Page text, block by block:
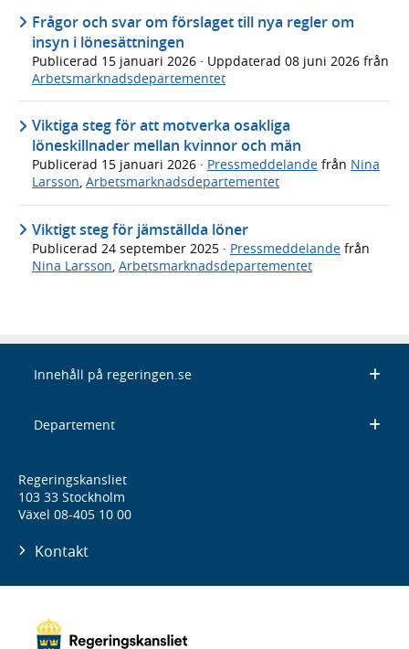
Frågor och svar om förslaget till nya regler om
insyn i lönesättningen
Publicerad 15 januari 2026 · Uppdaterad 08 juni 2026 från
Arbetsmarknadsdepartementet
Viktiga steg för att motverka osakliga
löneskillnader mellan kvinnor och män
Publicerad 15 januari 2026 · Pressmeddelande från Nina
Larsson, Arbetsmarknadsdepartementet
Viktigt steg för jämställda löner
Publicerad 24 september 2025 · Pressmeddelande från
Nina Larsson, Arbetsmarknadsdepartementet
Innehåll på regeringen.se
Departement
Regeringskansliet
103 33 Stockholm
Växel 08-405 10 00
Kontakt